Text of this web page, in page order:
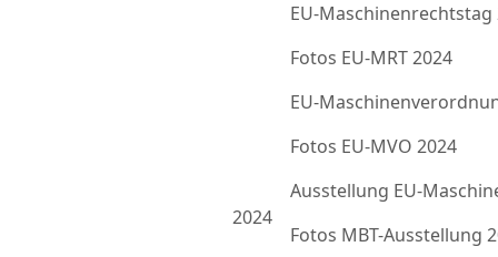
2024
EU-Maschinenrechtstag
Fotos EU-MRT 2024
EU-
Fotos EU-MVO 2024
Ausstellung EU-
Fotos MBT-Ausstellung